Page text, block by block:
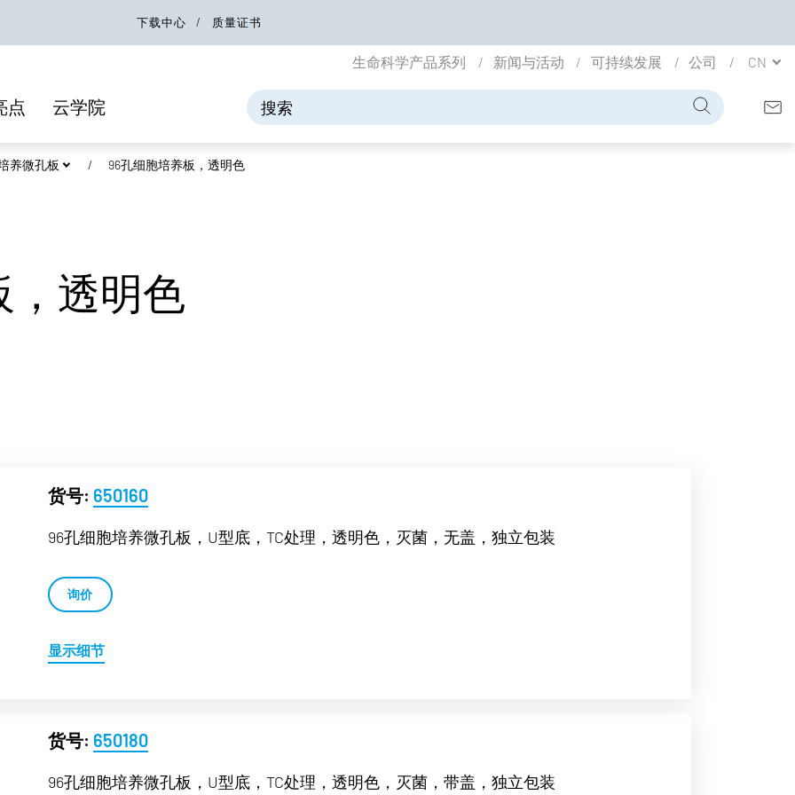
下载中心 质量证书
点 云学院
生命科学产品系列 新闻与活动 可持续发展 公司 CN
养微孔板 96孔细胞培养板，透明色
透明色
货号: 650160
96孔细胞培养微孔板，U型底，TC处理，透明色，灭菌，无盖，独立包装
询价
显示细节
货号: 650180
96孔细胞培养微孔板，U型底，TC处理，透明色，灭菌，带盖，独立包装